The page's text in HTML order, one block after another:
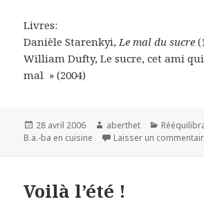
Livres:
Danièle Starenkyi, Le mal du sucre
William Dufty,Le sucre, cet ami
mal » (2004)
Publié
le
28 avril 2006 Auteur
aberthet
B.a.-ba en cuisine
Laisser un
Voilà l’été !